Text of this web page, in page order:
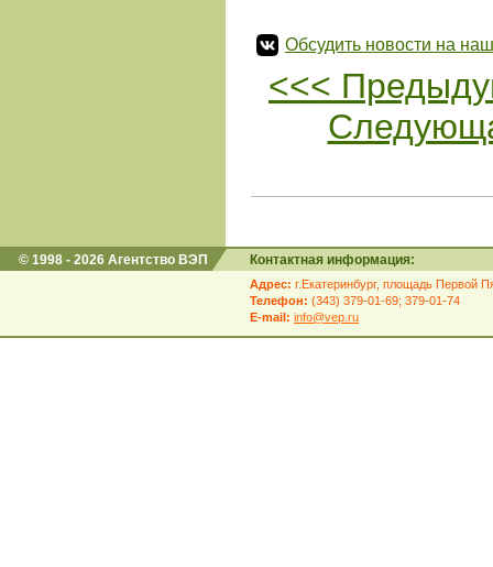
Обсудить новости на
<<<
© 1998 - 2026 Агентство ВЭП Контактная информация:
Адрес: г.Екатеринбург, площадь Первой
Телефон: (343) 379-01-69; 379-01-74
E-mail: info@vep.ru